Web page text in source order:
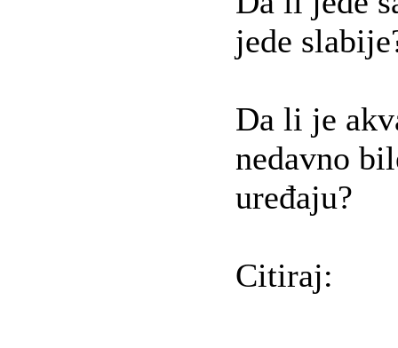
jede
Da li je
nedavno
uređaju?
Citiraj: